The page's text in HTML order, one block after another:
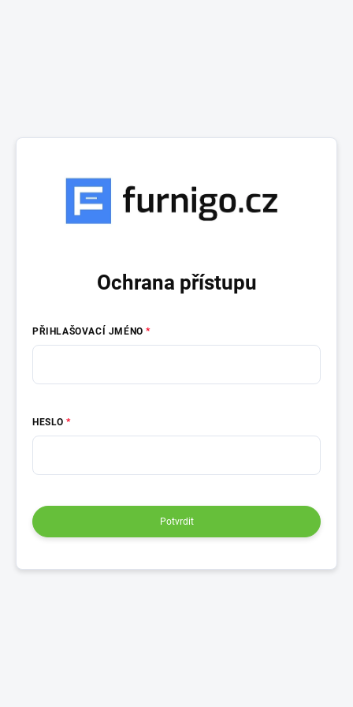
Ochrana přístupu
PŘIHLAŠOVACÍ JMÉNO
HESLO
Potvrdit